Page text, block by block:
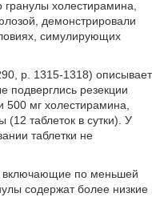
холестирамина,
демонстрировали
симулирующих
p. 1315-1318) описывает
подверглись резекции
500 мг холестирамина,
таблеток в сутки). У
таблетки не
включающие по меньшей
содержат более низкие